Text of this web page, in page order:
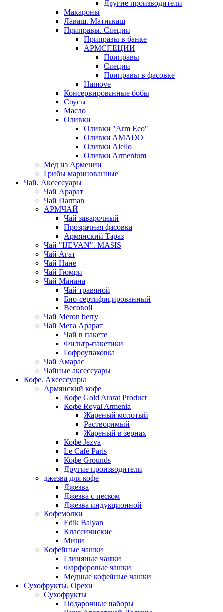
Другие производители
Макароны
Лаваш. Матнакаш
Приправы. Специи
Приправы в банке
АРМСПЕЦИИ
Приправы
Специи
Приправы в фасовке
Hamove
Консервированные бобы
Соусы
Масло
Оливки
Оливки "Arm Eco"
Оливки AMADO
Оливки Aiello
Оливки Armenium
Мед из Армении
Грибы маринованные
Чай. Аксессуары
Чай Арарат
Чай Darman
АРМЧАЙ
Чай заварочный
Прозрачная фасовка
Армянский Тараз
Чай "IJEVAN". MASIS
Чай Агат
Чай Нане
Чай Гюмри
Чай Манана
Чай травяной
Био-сертифицированный
Весовой
Чай Meron berry
Чай Мега Арарат
Чай в пакете
Фильтр-пакетики
Гофроупаковка
Чай Амарас
Чайные аксессуары
Кофе. Аксессуары
Армянский кофе
Кофе Gold Ararat Product
Кофе Royal Armenia
Жареный молотый
Растворимый
Жареный в зернах
Кофе Jezva
Le Café Paris
Кофе Grounds
Другие производители
джезва для кофе
Джезва
Джезва с песком
Джезва индукционной
Кофемолки
Edik Balyan
Классичиские
Мини
Кофейные чашки
Глиняные чашки
Фарфоровые чашки
Медные кофейные чашки
Сухофрукты. Орехи
Сухофрукты
Подарочные наборы